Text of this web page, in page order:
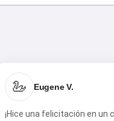
🦢 Eugene V.
¡Hice una felicitación en un